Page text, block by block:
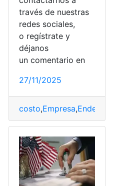
Tarifa,Usuario
través de nuestras
redes sociales,
o regístrate y
déjanos
un comentario en
27/11/2025
costo,Empresa,Endesa